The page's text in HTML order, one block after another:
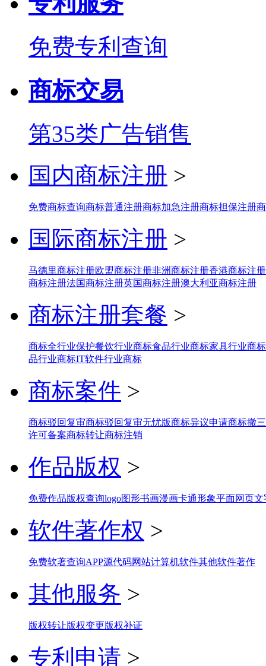
免费专利查询
商标交易
第35类广告销售
国内商标注册 >
免费商标查询商标普通注册商标加急注册商标担保注册
国际商标注册 >
马德里商标注册欧盟商标注册非洲商标注册香港商标注册
商标注册法国商标注册英国商标注册澳大利亚商标注册
商标注册套餐 >
商标全行业保护餐饮行业商标食品行业商标家具行业商标
品行业商标IT软件行业商标
商标案件 >
商标驳回复审商标驳回复审无忧版商标异议申请商标撤
许可备案商标转让商标注销
作品版权 >
免费作品版权查询logo图形书画漫画卡通形象平面网页文
软件著作权 >
免费软著查询APP源代码网站计算机软件其他软件著作
其他服务 >
版权转让版权变更版权补证
专利申请 >